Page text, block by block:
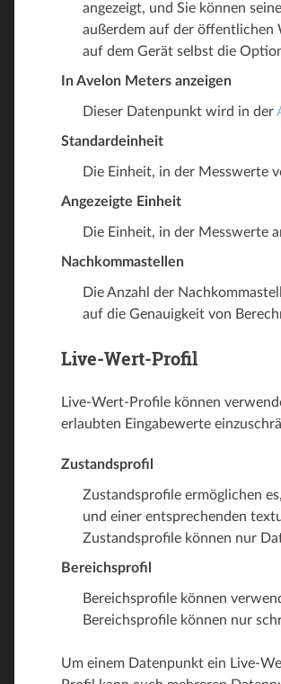
angezeigt, und Sie können
außerdem auf der öffentlichen
auf dem Gerät selbst die
In Avelon Meters anzeigen
Dieser Datenpunkt wird in der
Standardeinheit
Die Einheit, in der Messwerte
Angezeigte Einheit
Die Einheit, in der Messwerte
Nachkommastellen
Die Anzahl der
auf die Genauigkeit von
Live-Wert-Profil
Live-Wert-Profile können
erlaubten Eingabewerte
Zustandsprofil
Zustandsprofile ermöglichen
und einer entsprechenden
Zustandsprofile können nur
Bereichsprofil
Bereichsprofile können
Bereichsprofile können nur
Um einem Datenpunkt ein Live-